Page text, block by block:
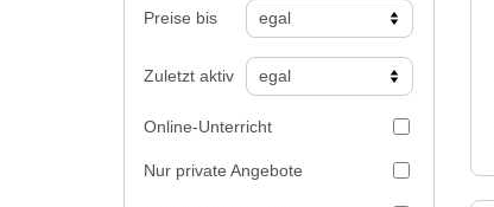
Preise bis
Zuletzt aktiv
Online-Unterricht
Nur private Angebote